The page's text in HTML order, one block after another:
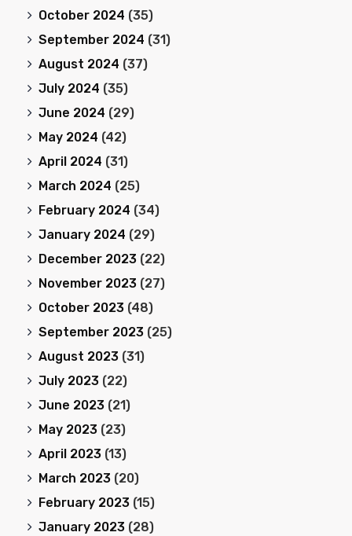
October 2024 (35)
September 2024 (31)
August 2024 (37)
July 2024 (35)
June 2024 (29)
May 2024 (42)
April 2024 (31)
March 2024 (25)
February 2024 (34)
January 2024 (29)
December 2023 (22)
November 2023 (27)
October 2023 (48)
September 2023 (25)
August 2023 (31)
July 2023 (22)
June 2023 (21)
May 2023 (23)
April 2023 (13)
March 2023 (20)
February 2023 (15)
January 2023 (28)